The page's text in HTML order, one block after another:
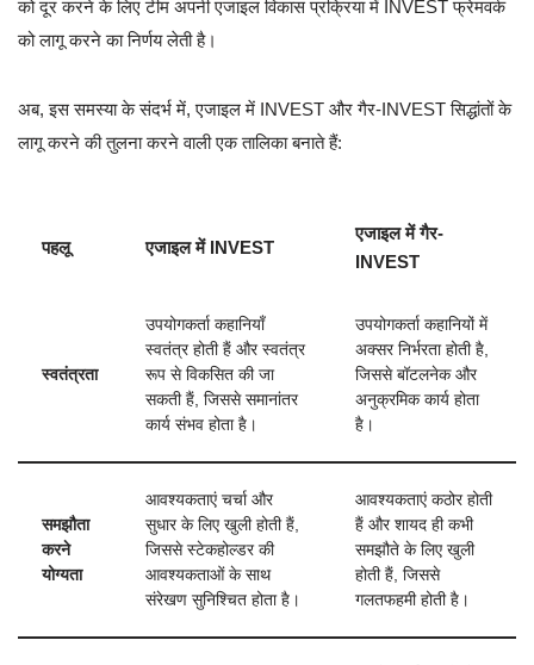
को दूर करने के लिए टीम अपनी एजाइल विकास प्रक्रिया में INVEST फ्रेमवर्क
को लागू करने का निर्णय लेती है।
अब, इस समस्या के संदर्भ में, एजाइल में INVEST और गैर-INVEST सिद्धांतों के
लागू करने की तुलना करने वाली एक तालिका बनाते हैं:
पहलू एजाइल में INVEST
एजाइल में गैर-
INVEST
स्वतंत्रता
उपयोगकर्ता कहानियाँ
स्वतंत्र होती हैं और स्वतंत्र
रूप से विकसित की जा
सकती हैं, जिससे समानांतर
कार्य संभव होता है।
उपयोगकर्ता कहानियों में
अक्सर निर्भरता होती है,
जिससे बॉटलनेक और
अनुक्रमिक कार्य होता
है।
समझौता
करने
योग्यता
आवश्यकताएं चर्चा और
सुधार के लिए खुली होती हैं,
जिससे स्टेकहोल्डर की
आवश्यकताओं के साथ
संरेखण सुनिश्चित होता है।
आवश्यकताएं कठोर होती
हैं और शायद ही कभी
समझौते के लिए खुली
होती हैं, जिससे
गलतफहमी होती है।